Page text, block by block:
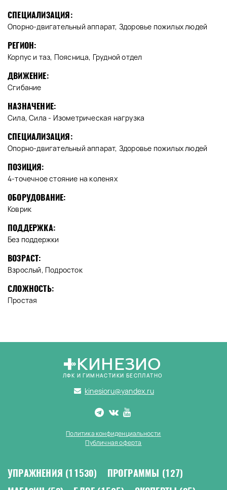
СПЕЦИАЛИЗАЦИЯ:
Опорно-двигательный аппарат, Здоровье пожилых людей
РЕГИОН:
Корпус и таз, Поясница, Грудной отдел
ДВИЖЕНИЕ:
Сгибание
НАЗНАЧЕНИЕ:
Сила, Сила - Изометрическая нагрузка
СПЕЦИАЛИЗАЦИЯ:
Опорно-двигательный аппарат, Здоровье пожилых людей
ПОЗИЦИЯ:
4-точечное стояние на коленях
ОБОРУДОВАНИЕ:
Коврик
ПОДДЕРЖКА:
Без поддержки
ВОЗРАСТ:
Взрослый, Подросток
СЛОЖНОСТЬ:
Простая
КИНЕЗИО
ЛФК И ГИМНАСТИКИ БЕСПЛАТНО
kinesioru@yandex.ru
Политика конфиденциальности
Публичная оферта
УПРАЖНЕНИЯ (11530) ПРОГРАММЫ (127)